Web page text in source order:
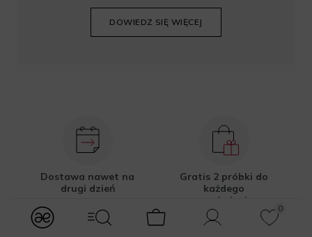
modules.Navbar.menuLabels.logo
modules.Navbar.menuLabels.menuWithSearch
Koszyk Konto
0
Ulubione
DOWIEDZ SIĘ WIĘCEJ
Dostawa nawet na
drugi dzień
Gratis 2 próbki do
każdego
zamówienia